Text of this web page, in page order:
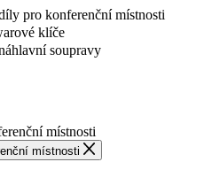
pro konferenční místnosti
klíče
soupravy
místnosti
místnosti